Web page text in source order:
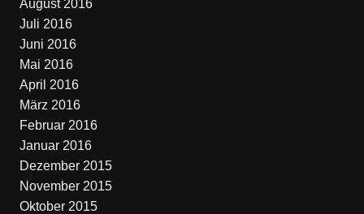
August 2016
Juli 2016
Juni 2016
Mai 2016
April 2016
März 2016
Februar 2016
Januar 2016
Dezember 2015
November 2015
Oktober 2015